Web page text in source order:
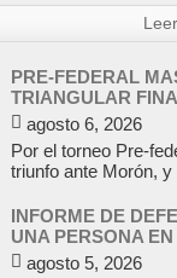
PRE-FEDERAL
TRIANGULAR
agosto 6, 2026
Por el torneo Pre-
triunfo ante Morón, y
INFORME DE
UNA PERSONA
agosto 5, 2026